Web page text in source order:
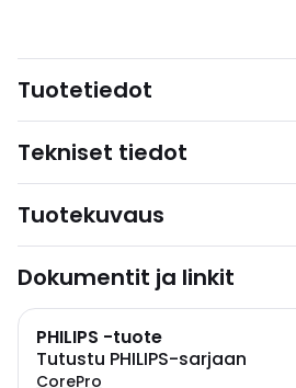
Tuotetiedot
Tekniset tiedot
Tuotekuvaus
Dokumentit ja linkit
PHILIPS -tuote
Tutustu PHILIPS-sarjaan
CorePro